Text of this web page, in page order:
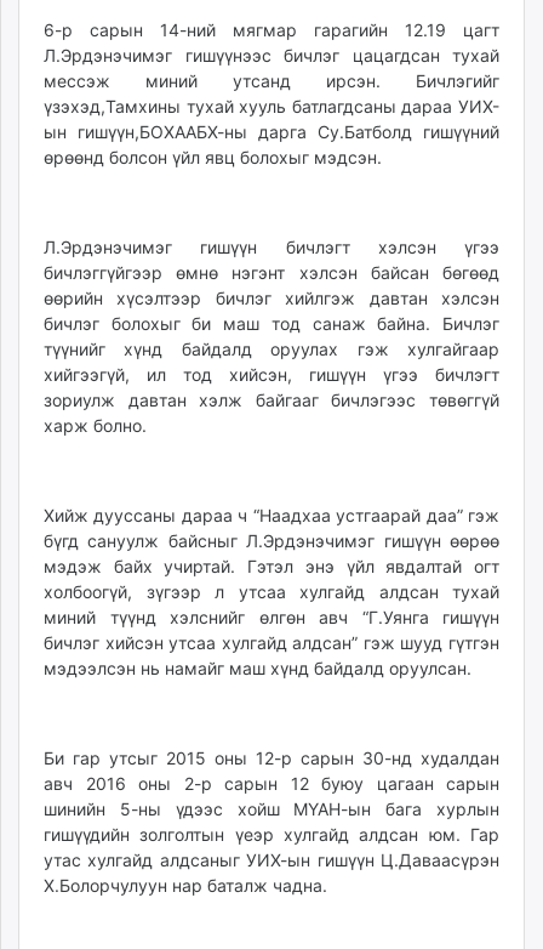
6-р сарын 14-ний мягмар гарагийн 12.19 цагт
Л.Эрдэнэчимэг гишүүнээс бичлэг цацагдсан тухай
мессэж миний утсанд ирсэн. Бичлэгийг
үзэхэд,Тамхины тухай хууль батлагдсаны дараа УИХ-
ын гишүүн,БОХААБХ-ны дарга Су.Батболд гишүүний
өрөөнд болсон үйл явц болохыг мэдсэн.
Л.Эрдэнэчимэг гишүүн бичлэгт хэлсэн үгээ
бичлэггүйгээр өмнө нэгэнт хэлсэн байсан бөгөөд
өөрийн хүсэлтээр бичлэг хийлгэж давтан хэлсэн
бичлэг болохыг би маш тод санаж байна. Бичлэг
түүнийг хүнд байдалд оруулах гэж хулгайгаар
хийгээгүй, ил тод хийсэн, гишүүн үгээ бичлэгт
зориулж давтан хэлж байгааг бичлэгээс төвөггүй
харж болно.
Хийж дууссаны дараа ч “Наадхаа устгаарай даа” гэж
бүгд сануулж байсныг Л.Эрдэнэчимэг гишүүн өөрөө
мэдэж байх учиртай. Гэтэл энэ үйл явдалтай огт
холбоогүй, зүгээр л утсаа хулгайд алдсан тухай
миний түүнд хэлснийг өлгөн авч “Г.Уянга гишүүн
бичлэг хийсэн утсаа хулгайд алдсан” гэж шууд гүтгэн
мэдээлсэн нь намайг маш хүнд байдалд оруулсан.
Би гар утсыг 2015 оны 12-р сарын 30-нд худалдан
авч 2016 оны 2-р сарын 12 буюу цагаан сарын
шинийн 5-ны үдээс хойш МҮАН-ын бага хурлын
гишүүдийн золголтын үеэр хулгайд алдсан юм. Гар
утас хулгайд алдсаныг УИХ-ын гишүүн Ц.Даваасүрэн
Х.Болорчулуун нар баталж чадна.